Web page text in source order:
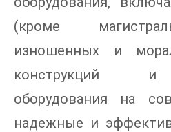
(кроме
изношенных и
конструкций и
оборудования на
надежные и